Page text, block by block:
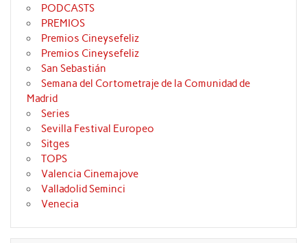
PODCASTS
PREMIOS
Premios Cineysefeliz
Premios Cineysefeliz
San Sebastián
Semana del Cortometraje de la Comunidad de
Madrid
Series
Sevilla Festival Europeo
Sitges
TOPS
Valencia Cinemajove
Valladolid Seminci
Venecia